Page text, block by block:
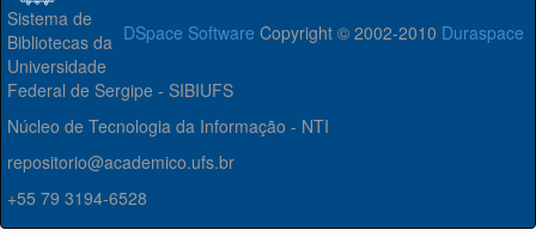
DSpace Software Copyright © 2002-2010 Duraspace
Sistema de
Bibliotecas da
Universidade
Federal de Sergipe - SIBIUFS
Núcleo de Tecnologia da Informação - NTI
repositorio@academico.ufs.br
+55 79 3194-6528